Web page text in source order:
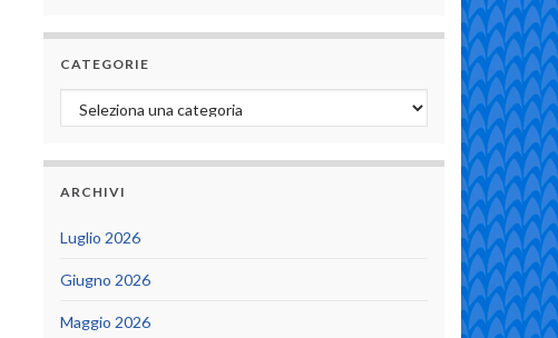
CATEGORIE
Categorie
ARCHIVI
Luglio 2026
Giugno 2026
Maggio 2026